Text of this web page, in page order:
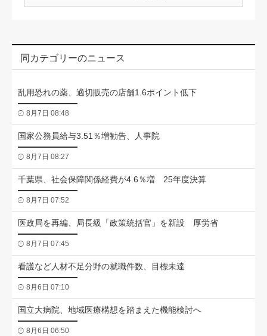
同カテゴリーのニュース
乱用恐れの薬、適切販売の店舗1.6ポイント低下
8月7日 08:48
国家公務員給与3.51％増勧告、人事院
8月7日 08:27
千葉県、社会保障関係経費が4.6％増 25年度決算
8月7日 07:52
医政局を再編、局長級「政策統括官」を新設 厚労省
8月7日 07:45
看護など人材不足分野の就職件数、目標未達
8月6日 07:10
国立大病院、地域医療構想を踏まえた機能検討へ
8月6日 06:50